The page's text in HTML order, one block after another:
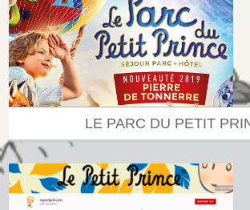
LE PARC DU PETIT